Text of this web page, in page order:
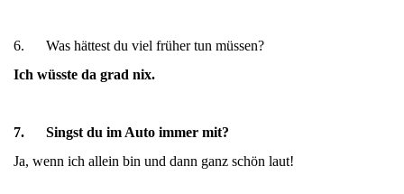
6. Was hättest du viel früher tun müssen?
Ich wüsste da grad nix.
7. Singst du im Auto immer mit?
Ja, wenn ich allein bin und dann ganz schön laut!